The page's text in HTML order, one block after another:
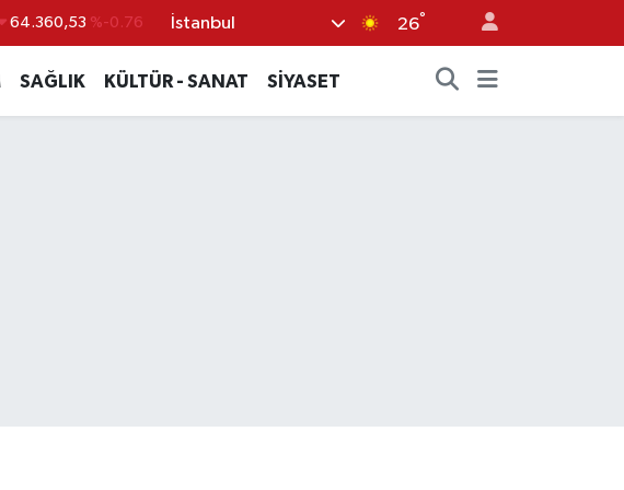
64.360,53 %-0.76 İstanbul 26°
SAĞLIK KÜLTÜR - SANAT SİYASET